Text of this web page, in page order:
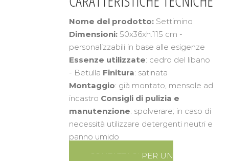
Nome del prodotto:Settimino
Dimensioni:50x36xh.115 cm -
personalizzabili in base alle esigenze
Essenze utilizzate: cedro del libano
- Betulla Finitura: satinata
Montaggio: già montato, mensole ad
incastro Consigli di pulizia e
manutenzione: spolverare; in caso di
necessità utilizzare detergenti neutri e
panno umido
CONTATTACI PER UN